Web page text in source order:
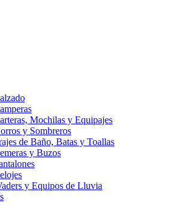
Mochilas y Equipajes
y Sombreros
de Baño, Batas y Toallas
y Buzos
y Equipos de Lluvia